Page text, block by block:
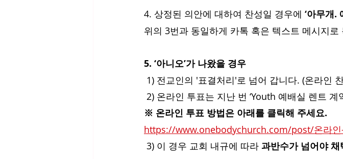
4. 상정된 의안에 대하여 찬성일 경우에 ‘아무개.
위의 3번과 동일하게 카톡 혹은 텍스트 메시지
5. ‘아니오’가 나왔을 경우
1) 전교인의 '표결처리'로 넘어 갑니다. (온라인
2) 온라인 투표는 지난 번 ‘Youth 예배실 렌트 계
※ 온라인 투표 방법은 아래를 클릭해 주세요.
https://www.onebodychurch.com/post/온라인
3) 이 경우 교회 내규에 따라 과반수가 넘어야 채